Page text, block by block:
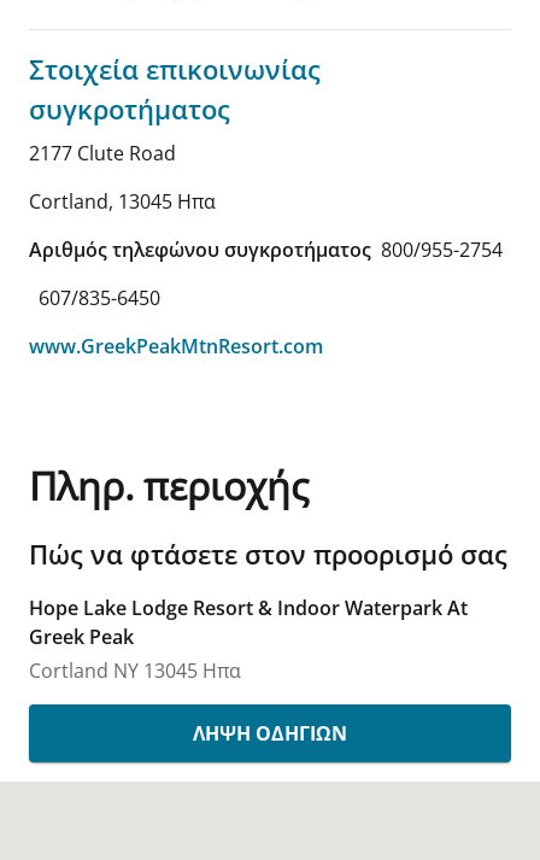
Στοιχεία επικοινωνίας
συγκροτήματος
2177 Clute Road
Cortland, 13045 Ηπα
Αριθμός τηλεφώνου συγκροτήματος 800/955-2754
607/835-6450
www.GreekPeakMtnResort.com
Πληρ. περιοχής
Πώς να φτάσετε στον προορισμό σας
Hope Lake Lodge Resort & Indoor Waterpark At
Greek Peak
Cortland NY 13045 Ηπα
ΛΉΨΗ ΟΔΗΓΙΏΝ